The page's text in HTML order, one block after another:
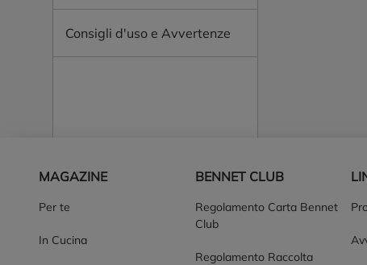
Consigli d'uso e Avvertenze
MAGAZINE
Per te
In Cucina
BENNET CLUB
Regolamento Carta Bennet
Club
Regolamento Raccolta